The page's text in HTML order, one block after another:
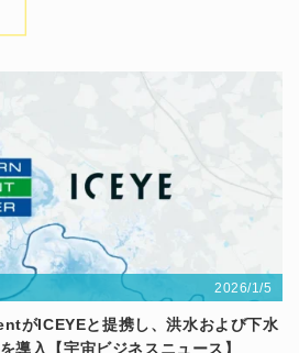
2026/1/5
がICEYEと提携し、洪水および下水
導入【宇宙ビジネスニュース】